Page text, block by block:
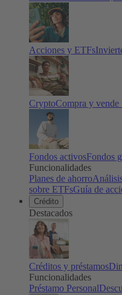
Acciones y ETFs
CryptoCompra y vende
Fondos activosFondos
Funcionalidades
Planes de ahorro
sobre ETFsGuía de
Crédito
Destacados
Créditos y préstamos
Funcionalidades
Préstamo Personal